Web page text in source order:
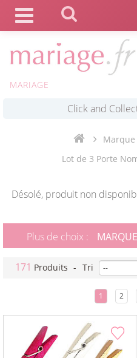
MARIAGE
Commande
Livraison point
Payez votre
Marque
Lot de 3 Porte
Désolé, produit non
Plus de choix :
171 Produits - Tri
1 2
Panneau de gestion des cookies